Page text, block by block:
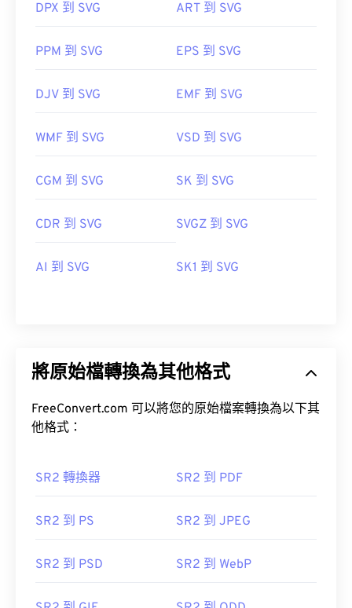
DPX 到 SVG ART 到 SVG
PPM 到 SVG EPS 到 SVG
DJV 到 SVG EMF 到 SVG
WMF 到 SVG VSD 到 SVG
CGM 到 SVG SK 到 SVG
CDR 到 SVG SVGZ 到 SVG
AI 到 SVG SK1 到 SVG
將原始檔轉換為其他格式
FreeConvert.com 可以將您的原始檔案轉換為以下其
他格式：
SR2 轉換器 SR2 到 PDF
SR2 到 PS SR2 到 JPEG
SR2 到 PSD SR2 到 WebP